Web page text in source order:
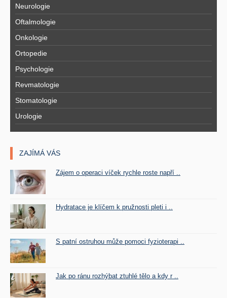
Neurologie
Oftalmologie
Onkologie
Ortopedie
Psychologie
Revmatologie
Stomatologie
Urologie
ZAJÍMÁ VÁS
Zájem o operaci víček rychle roste napří ..
Hydratace je klíčem k pružnosti pleti i ..
S patní ostruhou může pomoci fyzioterapi ..
Jak po ránu rozhýbat ztuhlé tělo a kdy r ..